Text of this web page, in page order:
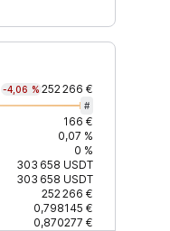
-4,06 % 252 266 €
#
166 €
0,07 %
0 %
303 658 USDT
303 658 USDT
252 266 €
0,798145 €
0,870277 €
Mis à jour